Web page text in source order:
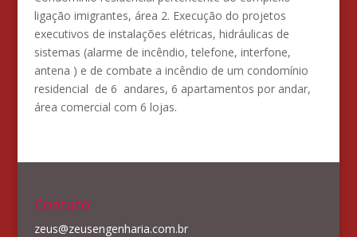
ligação imigrantes, área 2. Execução do projetos
executivos de instalações elétricas, hidráulicas de
sistemas (alarme de incêndio, telefone, interfone,
antena ) e de combate a incêndio de um condomínio
residencial de 6 andares, 6 apartamentos por andar,
área comercial com 6 lojas.
Contato
zeus@zeusengenharia.com.br